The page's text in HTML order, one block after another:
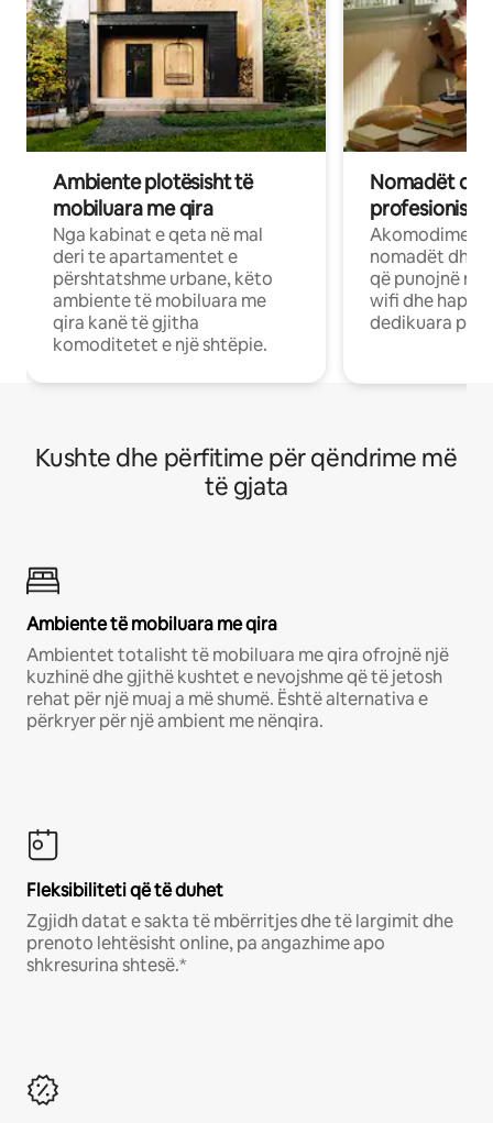
Ambiente plotësisht të
mobiluara me qira
Nga kabinat e qeta në mal
deri te apartamentet e
përshtatshme urbane, këto
ambiente të mobiluara me
qira kanë të gjitha
komoditetet e një shtëpie.
Nomadët
Akomodime
nomadët dhe
që punojnë në
wifi dhe
dedikuara
Kushte dhe përfitime për qëndrime më
të gjata
Ambiente të mobiluara me qira
Ambientet totalisht të mobiluara me qira ofrojnë një
kuzhinë dhe gjithë kushtet e nevojshme që të jetosh
rehat për një muaj a më shumë. Është alternativa e
përkryer për një ambient me nënqira.
Fleksibiliteti që të duhet
Zgjidh datat e sakta të mbërritjes dhe të largimit dhe
prenoto lehtësisht online, pa angazhime apo
shkresurina shtesë.*